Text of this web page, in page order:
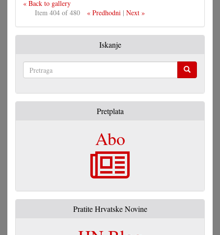
« Back to gallery
Item 404 of 480
« Predhodni| Next »
Iskanje
Pretplata
Abo
Pratite Hrvatske Novine